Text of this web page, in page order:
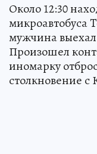
Около 12:30
микроавтобуса
мужчина выехал
Произошел
иномарку
столкновение